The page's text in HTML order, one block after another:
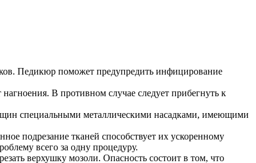
Педикюр поможет предупредить инфицирование
В противном случае следует прибегнуть к
специальными металлическими насадками, имеющими
подрезание тканей способствует их ускоренному
всего за одну процедуру.
верхушку мозоли. Опасность состоит в том, что